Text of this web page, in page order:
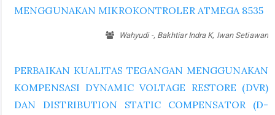
MENGGUNAKAN MIKROKONTROLER ATMEGA 8535
Wahyudi -, Bakhtiar Indra K, Iwan Setiawan
PERBAIKAN KUALITAS TEGANGAN MENGGUNAKAN
KOMPENSASI DYNAMIC VOLTAGE RESTORE (DVR)
DAN DISTRIBUTION STATIC COMPENSATOR (D-